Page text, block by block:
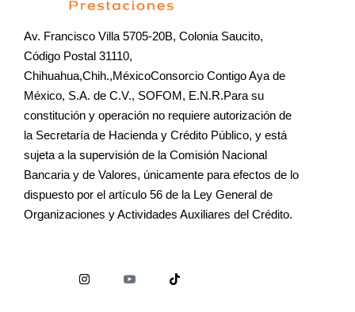
Av. Francisco Villa 5705-20B, Colonia Saucito,
Código Postal 31110,
Chihuahua,Chih.,MéxicoConsorcio Contigo Aya de
México, S.A. de C.V., SOFOM, E.N.R.Para su
constitución y operación no requiere autorización de
la Secretaría de Hacienda y Crédito Público, y está
sujeta a la supervisión de la Comisión Nacional
Bancaria y de Valores, únicamente para efectos de lo
dispuesto por el artículo 56 de la Ley General de
Organizaciones y Actividades Auxiliares del Crédito.